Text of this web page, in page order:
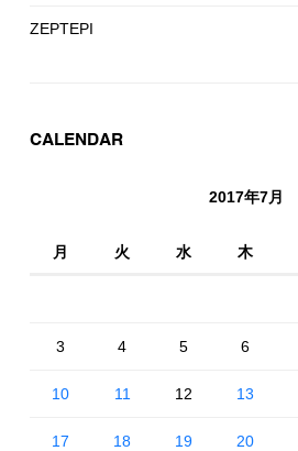
ZEPTEPI
CALENDAR
2017年7月
月 火 水 木
3 4 5 6
10 11 12 13
17 18 19 20